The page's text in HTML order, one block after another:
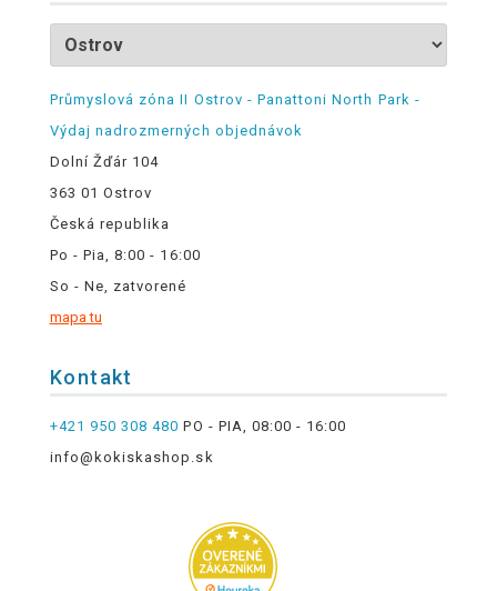
Průmyslová zóna II Ostrov - Panattoni North Park -
Výdaj nadrozmerných objednávok
Dolní Žďár 104
363 01 Ostrov
Česká republika
Po - Pia, 8:00 - 16:00
So - Ne, zatvorené
mapa tu
Kontakt
+421 950 308 480 PO - PIA, 08:00 - 16:00
info@kokiskashop.sk